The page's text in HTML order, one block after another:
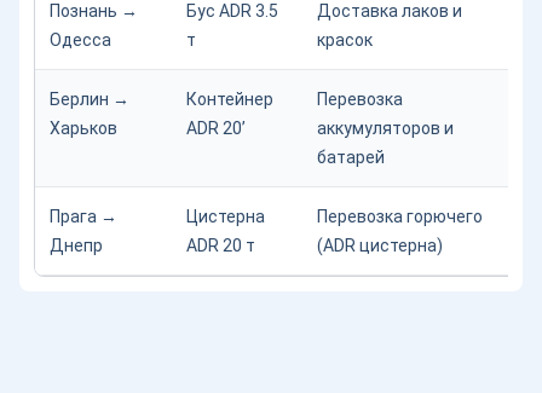
Познань →
Одесса
Бус ADR 3.5
т
Доставка лаков и
красок
Берлин →
Харьков
Контейнер
ADR 20’
Перевозка
аккумуляторов и
батарей
Прага →
Днепр
Цистерна
ADR 20 т
Перевозка горючего
(ADR цистерна)